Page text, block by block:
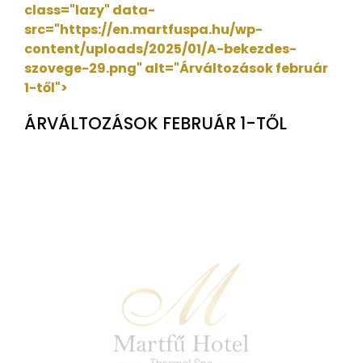
class="lazy" data-
src="https://en.martfuspa.hu/wp-
content/uploads/2025/01/A-bekezdes-
szovege-29.png" alt="Árváltozások február
1-től">
ÁRVÁLTOZÁSOK FEBRUÁR 1-TŐL